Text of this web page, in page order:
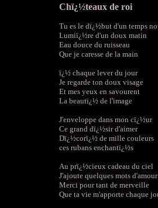
Chï¿½teaux de roi
Tu es le dï¿½but d'un temps
Lumiï¿½re d'un doux matin
Eau douce du ruisseau
Que je caresse de la main
ï¿½ chaque lever du jour
Je regarde ton doux visage
Et mes yeux en savourent
La beautï¿½ de l'image
J'enveloppe dans mon cï¿½ur
Ce grand dï¿½sir d'aimer
Dï¿½corï¿½ de mille couleurs
ces rubans enchantï¿½s
Au prï¿½cieux cadeau du ciel
J'ajoute quelques mots d'amour
Merci pour tant de merveille
Que ta vie m'apporte chaque